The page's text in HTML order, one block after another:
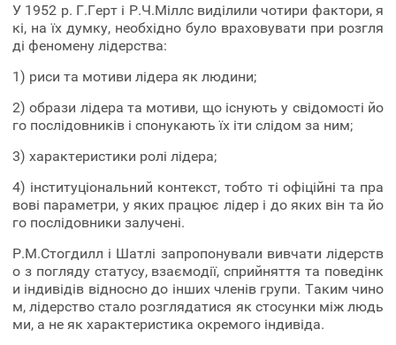
У 1952 р. Г.Герт і Р.Ч.Міллс виділили чотири фактори, я
кі, на їх думку, необхідно було враховувати при розгля
ді феномену лідерства:
1) риси та мотиви лідера як людини;
2) образи лідера та мотиви, що існують у свідомості йо
го послідовників і спонукають їх іти слідом за ним;
3) характеристики ролі лідера;
4) інституціональний контекст, тобто ті офіційні та пра
вові параметри, у яких працює лідер і до яких він та йо
го послідовники залучені.
Р.М.Стогдилл і Шатлі запропонували вивчати лідерств
о з погляду статусу, взаємодії, сприйняття та поведінк
и індивідів відносно до інших членів групи. Таким чино
м, лідерство стало розглядатися як стосунки між людь
ми, а не як характеристика окремого індивіда.